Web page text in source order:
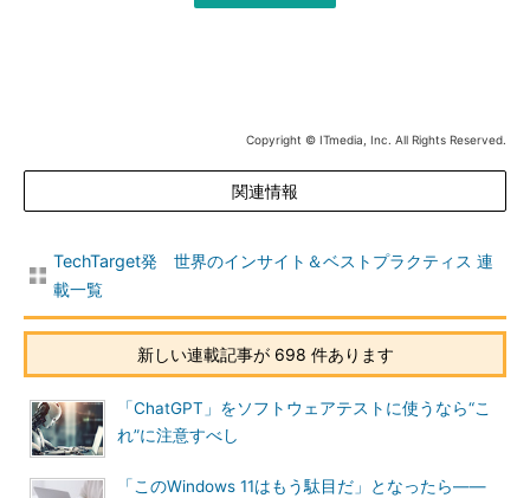
Copyright © ITmedia, Inc. All Rights Reserved.
関連情報
TechTarget発 世界のインサイト＆ベストプラクティス 連
載一覧
新しい連載記事が 698 件あります
「ChatGPT」をソフトウェアテストに使うなら“こ
れ”に注意すべし
「このWindows 11はもう駄目だ」となったら――